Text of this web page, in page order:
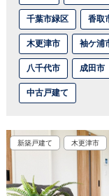
千葉市緑区 香取
木更津市 袖ケ浦
八千代市 成田市
中古戸建て
新築戸建て 木更津市